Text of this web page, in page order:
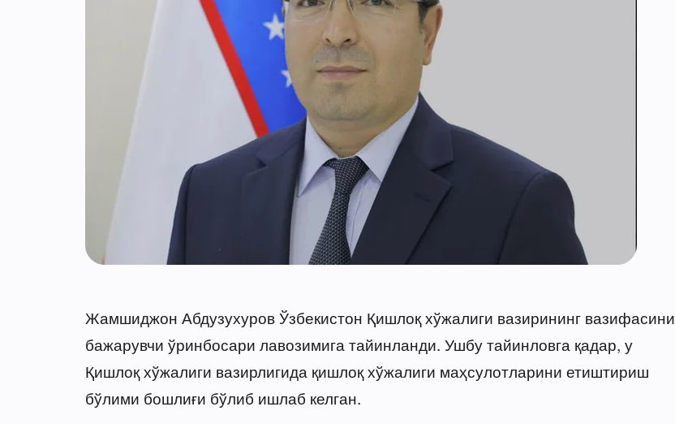
Жамшиджон Абдузухуров Ўзбекистон Қишлоқ хўжалиги вазирининг вазифасини
бажарувчи ўринбосари лавозимига тайинланди. Ушбу тайинловга қадар, у
Қишлоқ хўжалиги вазирлигида қишлоқ хўжалиги маҳсулотларини етиштириш
бўлими бошлиғи бўлиб ишлаб келган.